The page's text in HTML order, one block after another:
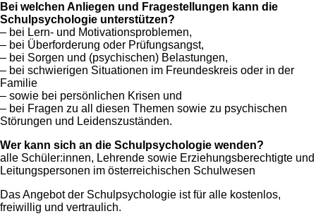
Bei welchen Anliegen und Fragestellungen kann die
Schulpsychologie unterstützen?
– bei Lern- und Motivationsproblemen,
– bei Überforderung oder Prüfungsangst,
– bei Sorgen und (psychischen) Belastungen,
– bei schwierigen Situationen im Freundeskreis oder in der
Familie
– sowie bei persönlichen Krisen und
– bei Fragen zu all diesen Themen sowie zu psychischen
Störungen und Leidenszuständen.
Wer kann sich an die Schulpsychologie wenden?
alle Schüler:innen, Lehrende sowie Erziehungsberechtigte und
Leitungspersonen im österreichischen Schulwesen
Das Angebot der Schulpsychologie ist für alle kostenlos,
freiwillig und vertraulich.